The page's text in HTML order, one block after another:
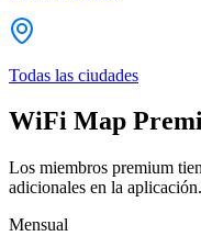
Todas las ciudades
WiFi Map
Los miembros premium
adicionales en la aplicación.
Mensual